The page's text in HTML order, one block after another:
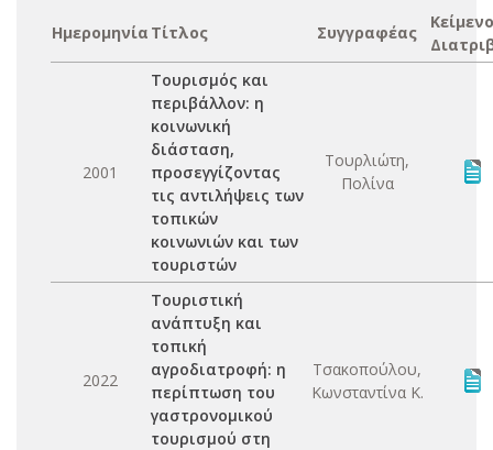
Ημερομηνία Τίτλος Συγγραφέας
Κείμενο
2001
Τουρισμός και
περιβάλλον: η
κοινωνική
διάσταση,
προσεγγίζοντας
τις αντιλήψεις των
τοπικών
κοινωνιών και των
τουριστών
Τουρλιώτη,
Πολίνα
2022
Τουριστική
ανάπτυξη και
τοπική
αγροδιατροφή: η
περίπτωση του
γαστρονομικού
τουρισμού στη
Τσακοπούλου,
Κωνσταντίνα Κ.